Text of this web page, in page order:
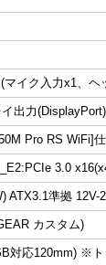
マイク入力x1、
出力
Pro RS WiFi]
3.0
ATX3.1準拠
カスタム)
対応120mm) ※